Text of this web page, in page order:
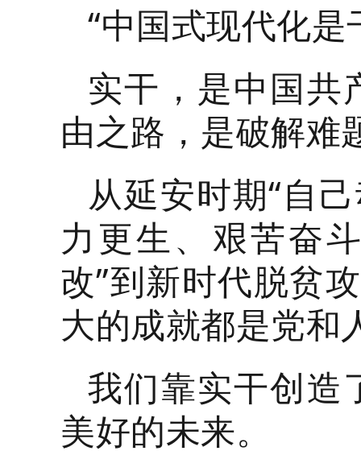
“中国式现代化
实干，是中国共
由之路，是破解难
从延安时期“自
力更生、艰苦奋
改”到新时代脱贫
大的成就都是党和
我们靠实干创造
美好的未来。